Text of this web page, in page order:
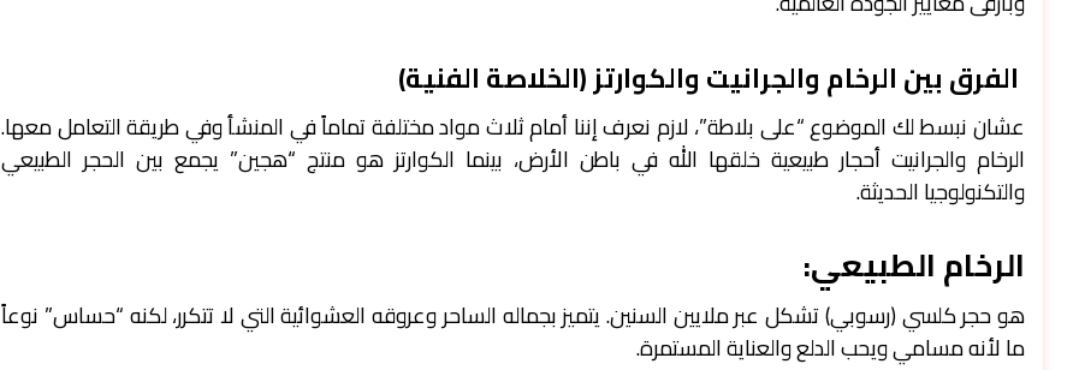
الفرق بين الرخام والجرانيت والكوارتز (الخلاصة الفنية)
عشان نبسط لك الموضوع “على بلاطة”، لازم نعرف إننا أمام ثلاث مواد مختلفة تماماً في المنشأ وفي طريقة التعامل معها.
الرخام والجرانيت أحجار طبيعية خلقها الله في باطن الأرض، بينما الكوارتز هو منتج “هجين” يجمع بين الحجر الطبيعي
والتكنولوجيا الحديثة.
الرخام الطبيعي:
هو حجر كلسي (رسوبي) تشكل عبر ملايين السنين. يتميز بجماله الساحر وعروقه العشوائية التي لا تتكرر، لكنه “حساس” نوعاً
ما لأنه مسامي ويحب الدلع والعناية المستمرة.